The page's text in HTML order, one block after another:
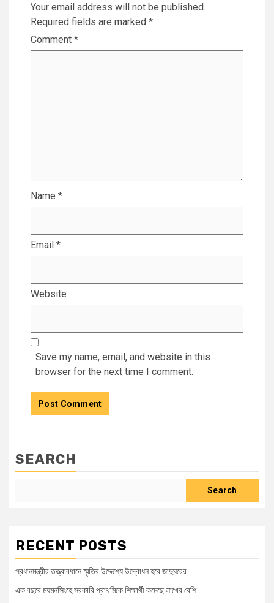
Your email address will not be published.
Required fields are marked *
Comment *
Name *
Email *
Website
Save my name, email, and website in this
browser for the next time I comment.
SEARCH
Search
RECENT POSTS
প্রধানমন্ত্রীর তত্ত্বাবধানে স্মৃতির উদ্দেশ্যে উদ্বোধন হবে জাদুঘরের
এক বছরে ময়মনসিংহে সরকারি প্রাথমিকে শিক্ষার্থী কমেছে লাখের বেশি